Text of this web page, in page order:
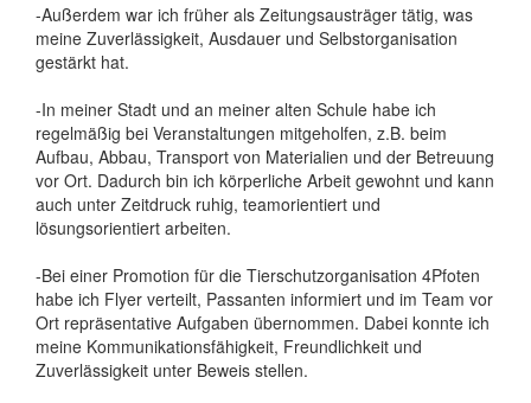
-Außerdem war ich früher als Zeitungsausträger tätig, was
meine Zuverlässigkeit, Ausdauer und Selbstorganisation
gestärkt hat.
-In meiner Stadt und an meiner alten Schule habe ich
regelmäßig bei Veranstaltungen mitgeholfen, z.B. beim
Aufbau, Abbau, Transport von Materialien und der Betreuung
vor Ort. Dadurch bin ich körperliche Arbeit gewohnt und kann
auch unter Zeitdruck ruhig, teamorientiert und
lösungsorientiert arbeiten.
-Bei einer Promotion für die Tierschutzorganisation 4Pfoten
habe ich Flyer verteilt, Passanten informiert und im Team vor
Ort repräsentative Aufgaben übernommen. Dabei konnte ich
meine Kommunikationsfähigkeit, Freundlichkeit und
Zuverlässigkeit unter Beweis stellen.